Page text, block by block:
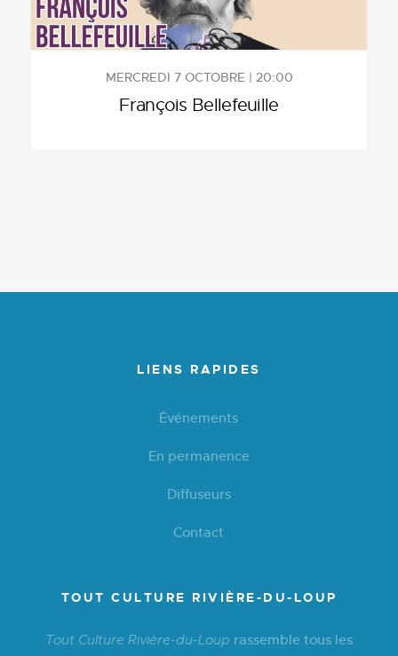
MERCREDI 7 OCTOBRE | 20:00
François Bellefeuille
LIENS RAPIDES
Événements
En permanence
Diffuseurs
Contact
TOUT CULTURE RIVIÈRE-DU-LOUP
Tout Culture Rivière-du-Loup rassemble tous les